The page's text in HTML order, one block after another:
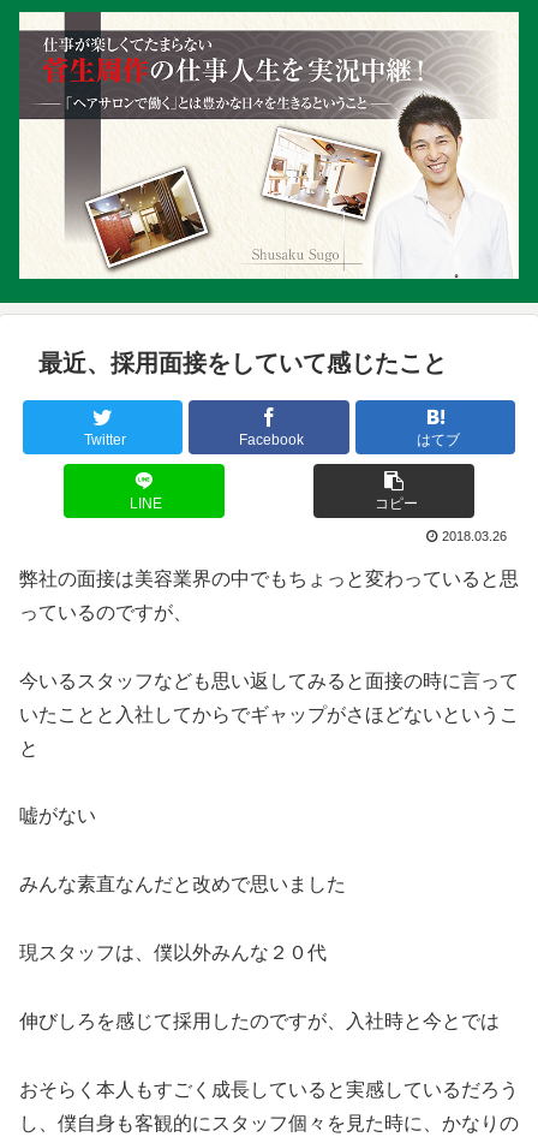
最近、採用面接をしていて感じたこと
Twitter Facebook はてブ
LINE コピー
2018.03.26
弊社の面接は美容業界の中でもちょっと変わっていると思
っているのですが、
今いるスタッフなども思い返してみると面接の時に言って
いたことと入社してからでギャップがさほどないというこ
と
嘘がない
みんな素直なんだと改めで思いました
現スタッフは、僕以外みんな２０代
伸びしろを感じて採用したのですが、入社時と今とでは
おそらく本人もすごく成長していると実感しているだろう
し、僕自身も客観的にスタッフ個々を見た時に、かなりの